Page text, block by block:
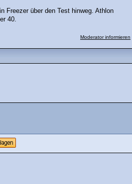
Freezer über den Test hinweg. Athlon
40.
Moderator informieren